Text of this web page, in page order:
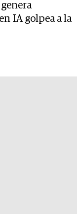
IA golpea a la